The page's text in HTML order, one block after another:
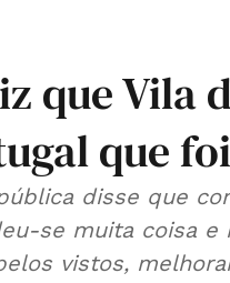
que Vila
que
disse que
se muita coisa
vistos,